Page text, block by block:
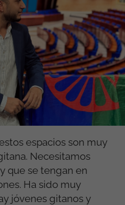
espacios son muy
Necesitamos
que se tengan en
Ha sido muy
jóvenes gitanos y